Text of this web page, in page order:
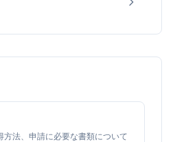
方法、申請に必要な書類について